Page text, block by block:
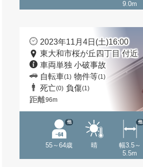
9.0m
2023年11月4日(土)16:00
東大和市桜が丘四丁目 付近
車両単独 小破事故
自転車(1) 物件等(1)
死亡(0) 負傷(1)
距離96m
55～64歳
他
晴
幅3.5～
5.5m
他